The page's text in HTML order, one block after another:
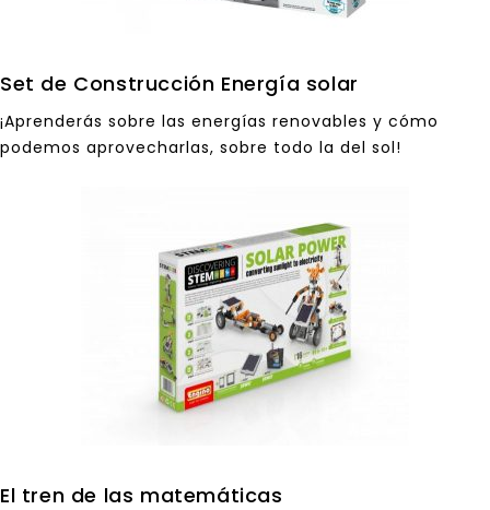
Set de Construcción Energía solar
¡Aprenderás sobre las energías renovables y cómo
podemos aprovecharlas, sobre todo la del sol!
El tren de las matemáticas